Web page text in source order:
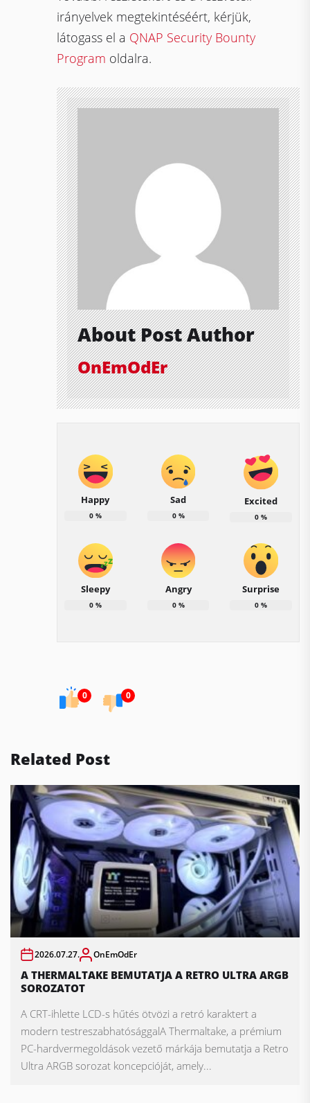
irányelvek megtekintéséért, kérjük,
látogass el a QNAP Security Bounty
Program oldalra.
About Post Author
OnEmOdEr
Happy
0%
Sad
0%
Excited
0 %
Sleepy
0%
Angry
0%
Surprise
0 %
0 0
Related Post
2026.07.27. OnEmOdEr
A THERMALTAKE BEMUTATJA A RETRO ULTRA ARGB
SOROZATOT
A CRT-ihlette LCD-s hűtés ötvözi a retró karaktert a
modern testreszabhatósággalA Thermaltake, a prémium
PC-hardvermegoldások vezető márkája bemutatja a Retro
Ultra ARGB sorozat koncepcióját, amely...